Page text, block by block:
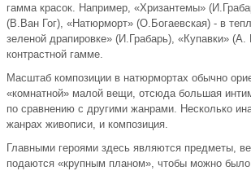
гамма красок. Например, «Хризантемы»
(В.Ван Гог), «Натюрморт» (О.Богаевская) - в
зеленой драпировке» (И.Грабарь), «Купавки» (А.
контрастной гамме.
Масштаб композиции в натюрмортах обычно
«комнатной» малой вещи, отсюда большая
по сравнению с другими жанрами. Несколько
жанрах живописи, и композиция.
Главными героями здесь являются предметы,
подаются «крупным планом», чтобы можно было